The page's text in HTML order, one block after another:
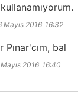
Mayıs 2016 16:32
bal
2016 16:40